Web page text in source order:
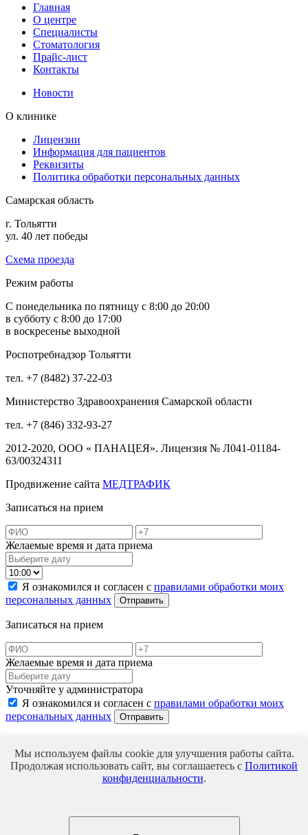
Главная
О центре
Специалисты
Стоматология
Прайс-лист
Контакты
Новости
О клинике
Лицензии
Информация для пациентов
Реквизиты
Политика обработки персональных данных
Самарская область
г. Тольятти
ул. 40 лет победы
Схема проезда
Режим работы
С понедельника по пятницу с 8:00 до 20:00
в субботу с 8:00 до 17:00
в воскресенье выходной
Роспотребнадзор Тольятти
тел. +7 (8482) 37-22-03
Министерство Здравоохранения Самарской области
тел. +7 (846) 332-93-27
2012-2020, ООО « ПАНАЦЕЯ». Лицензия № Л041-01184-
63/00324311
Продвижение сайта МЕДТРАФИК
Записаться на прием
Желаемые время и дата приема
Я ознакомился и согласен с правилами обработки моих
персональных данных
Отправить
Записаться на прием
Желаемые время и дата приема
Уточняйте у администратора
Я ознакомился и согласен с правилами обработки моих
персональных данных
Отправить
Для подтверждения записи в ближайшее время с Вами
свяжется наш менеджер
Мы используем файлы cookie для улучшения работы сайта.
Продолжая использовать сайт, вы соглашаетесь с Политикой
конфиденциальности.